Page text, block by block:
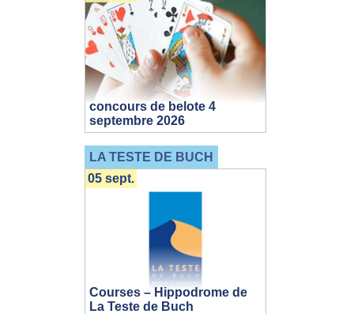
concours de belote 4
septembre 2026
LA TESTE DE BUCH
Courses – Hippodrome de
La Teste de Buch
05 sept.